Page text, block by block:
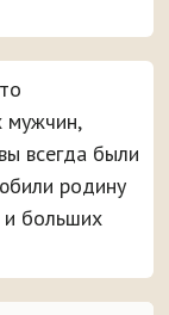
мужчин,
всегда были
родину
и больших